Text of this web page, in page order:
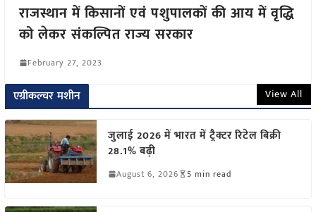
राजस्थान में किसानों एवं पशुपालकों की आय में वृद्धि
को लेकर संकल्पित राज्य सरकार
February 27, 2023
एग्रीकल्चर मशीन View All
जुलाई 2026 में भारत में ट्रैक्टर रिटेल बिक्री
28.1% बढ़ी
August 6, 2026 5 min read